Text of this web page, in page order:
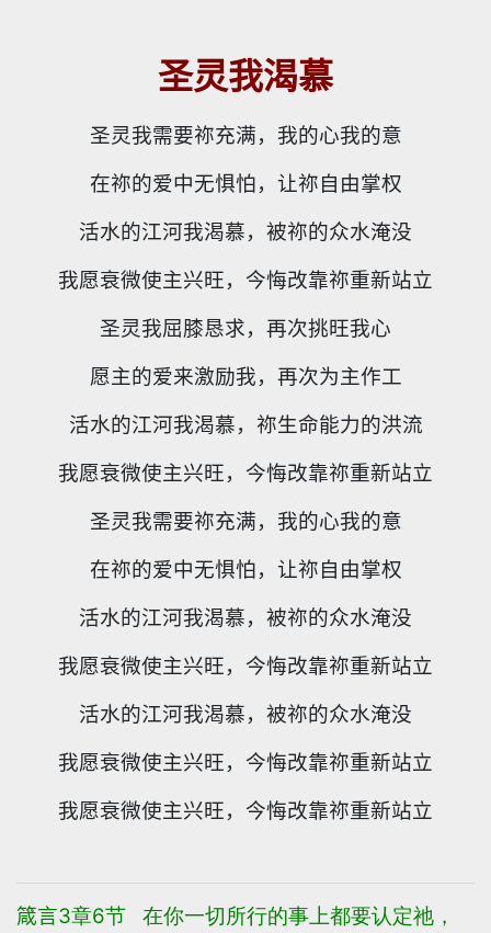
圣灵我渴慕
圣灵我需要祢充满，我的心我的意
在祢的爱中无惧怕，让祢自由掌权
活水的江河我渴慕，被祢的众水淹没
我愿衰微使主兴旺，今悔改靠祢重新站立
圣灵我屈膝恳求，再次挑旺我心
愿主的爱来激励我，再次为主作工
活水的江河我渴慕，祢生命能力的洪流
我愿衰微使主兴旺，今悔改靠祢重新站立
圣灵我需要祢充满，我的心我的意
在祢的爱中无惧怕，让祢自由掌权
活水的江河我渴慕，被祢的众水淹没
我愿衰微使主兴旺，今悔改靠祢重新站立
活水的江河我渴慕，被祢的众水淹没
我愿衰微使主兴旺，今悔改靠祢重新站立
我愿衰微使主兴旺，今悔改靠祢重新站立
箴言3章6节
在你一切所行的事上都要认定祂，